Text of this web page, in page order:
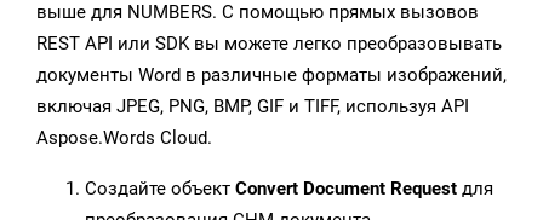
выше для NUMBERS. С помощью прямых вызовов
REST API или SDK вы можете легко преобразовывать
документы Word в различные форматы изображений,
включая JPEG, PNG, BMP, GIF и TIFF, используя API
Aspose.Words Cloud.
Создайте объект Convert Document Request для